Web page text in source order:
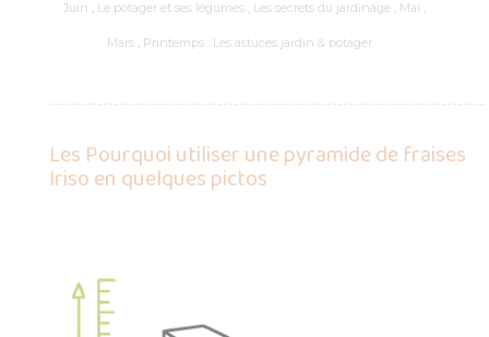
Juin Le potager et ses légumes Les secrets du jardinage Mai
Mars, Printemps : Les astuces jardin & potager
Les Pourquoi utiliser une pyramide de fraises
Iriso en quelques pictos